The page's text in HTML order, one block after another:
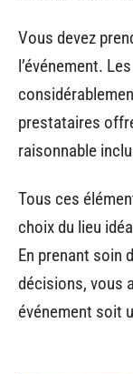
Vous devez
l’événement.
prestataires
raisonnable
Tous ces
choix du lieu
En prenant soin
décisions, vous
événement soit